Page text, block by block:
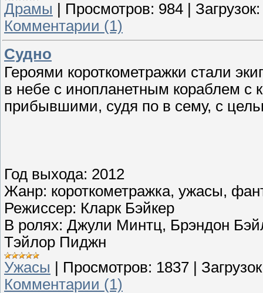
Драмы Просмотров: 984
Загрузок:
Комментарии (1)
Судно
Героями короткометражки стали
в небе с инопланетным кораблем с
прибывшими, судя по в сему, с
Год выхода: 2012
Жанр: короткометражка, ужасы,
Режиссер: Кларк Бэйкер
В ролях: Джули Минтц, Брэндон
Тэйлор Пиджн
Ужасы
Просмотров: 1837
Комментарии (1)